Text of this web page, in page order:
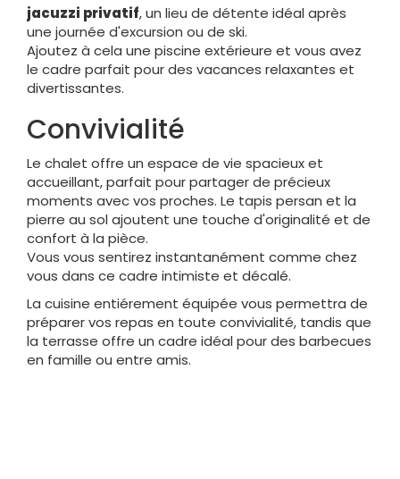
jacuzzi privatif, un lieu de détente idéal après
une journée d'excursion ou de ski.
Ajoutez à cela une piscine extérieure et vous avez
le cadre parfait pour des vacances relaxantes et
divertissantes.
Convivialité
Le chalet offre un espace de vie spacieux et
accueillant, parfait pour partager de précieux
moments avec vos proches. Le tapis persan et la
pierre au sol ajoutent une touche d'originalité et de
confort à la pièce.
Vous vous sentirez instantanément comme chez
vous dans ce cadre intimiste et décalé.
La cuisine entiérement équipée vous permettra de
préparer vos repas en toute convivialité, tandis que
la terrasse offre un cadre idéal pour des barbecues
en famille ou entre amis.